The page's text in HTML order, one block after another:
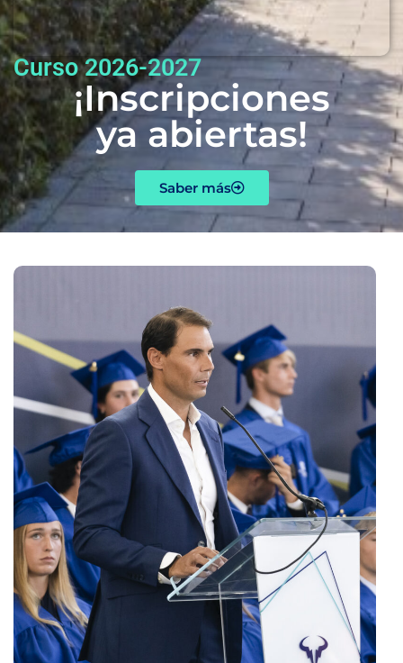
Curso 2026-2027
¡Inscripciones
ya abiertas!
Saber más